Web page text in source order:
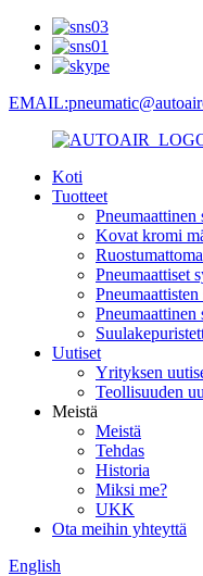
Koti
Tuotteet
Kovat kromi
Pneumaattiset
Pneumaattinen
Uutiset
Yrityksen
Teollisuuden
Meistä
Meistä
Tehdas
Historia
Miksi me?
UKK
Ota meihin yhteyttä
English